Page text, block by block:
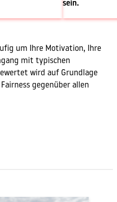
sein.
um Ihre Motivation, Ihre
mit typischen
wird auf Grundlage
gegenüber allen